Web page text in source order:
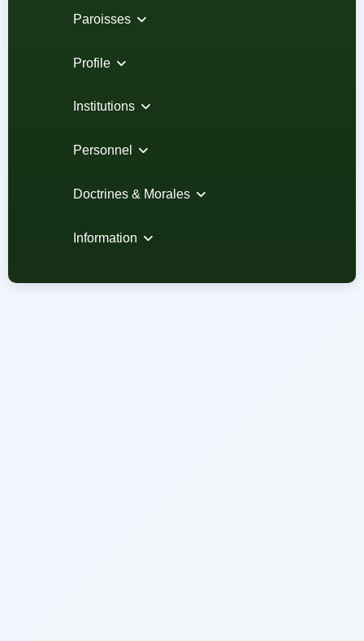
Paroisses
Profile
Institutions
Personnel
Doctrines & Morales
Information